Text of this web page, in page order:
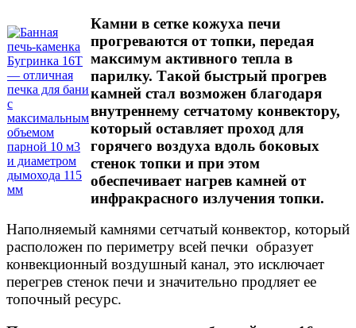
Камни в сетке кожуха печи
прогреваются от топки, передая
максимум активного тепла в
парилку. Такой быстрый прогрев
камней стал возможен благодаря
внутреннему сетчатому конвектору,
который оставляет проход для
горячего воздуха вдоль боковых
стенок топки и при этом
обеспечивает нагрев камней от
инфракрасного излучения топки.
Наполняемый камнями сетчатый конвектор, который
расположен по периметру всей печки образует
конвекционный воздушный канал, это исключает
перегрев стенок печи и значительно продляет ее
топочный ресурс.